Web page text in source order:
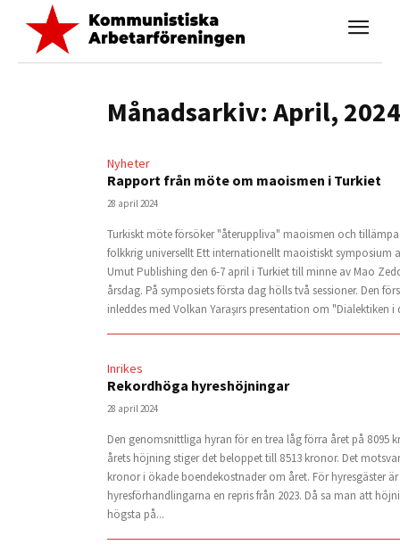
Månadsarkiv: April, 2024
Nyheter
Rapport från möte om maoismen i Turkiet
28 april 2024
Turkiskt möte försöker "återuppliva" maoismen och
folkkrig universellt Ett internationellt maoistiskt symposium
Umut Publishing den 6-7 april i Turkiet till minne av Mao
årsdag. På symposiets första dag hölls två sessioner. Den
inleddes med Volkan Yaraşırs presentation om "Dialektiken i
Inrikes
Rekordhöga hyreshöjningar
28 april 2024
Den genomsnittliga hyran för en trea låg förra året på 8 095
årets höjning stiger det beloppet till 8 513 kronor. Det
kronor i ökade boendekostnader om året. För hyresgäster är
hyresförhandlingarna en repris från 2023. Då sa man att
högsta på...